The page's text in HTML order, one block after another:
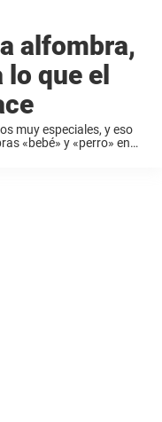
alfombra,
que el
muy especiales, y eso
«bebé» y «perro» en